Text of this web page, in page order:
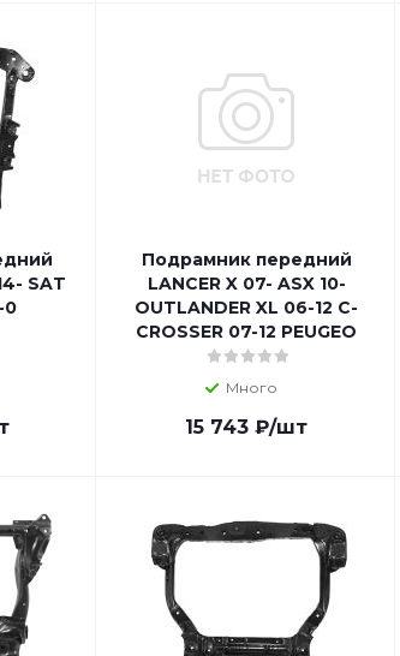
SAT
0
Подрамник передний
LANCER X 07- ASX 10-
OUTLANDER XL 06-12 C-
CROSSER 07-12 PEUGEO
Много
15 743 ₽/шт